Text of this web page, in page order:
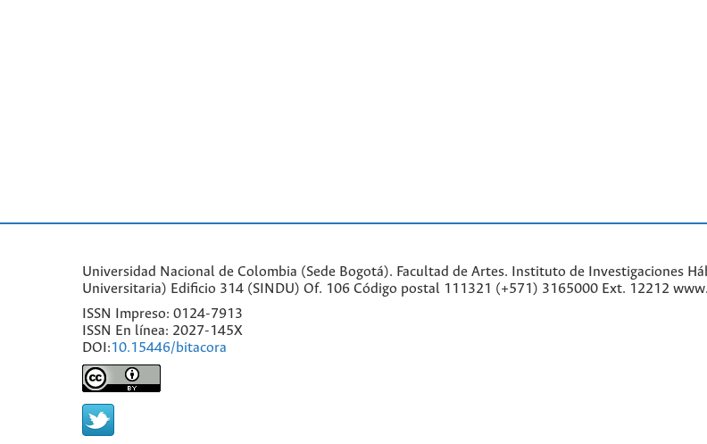
Universidad Nacional de Colombia (Sede Bogotá). Facultad de Artes. Instituto de Investigaciones
Universitaria) Edificio 314 (SINDU) Of. 106 Código postal 111321 (+571) 3165000 Ext. 12212
ISSN Impreso: 0124-7913
ISSN En línea: 2027-145X
DOI:10.15446/bitacora